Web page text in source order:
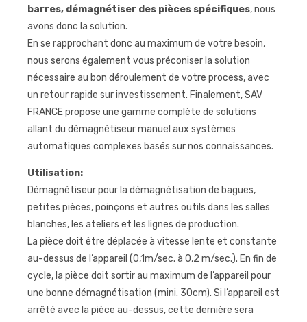
barres, démagnétiser des pièces spécifiques, nous
avons donc la solution.
En se rapprochant donc au maximum de votre besoin,
nous serons également vous préconiser la solution
nécessaire au bon déroulement de votre process, avec
un retour rapide sur investissement. Finalement, SAV
FRANCE propose une gamme complète de solutions
allant du démagnétiseur manuel aux systèmes
automatiques complexes basés sur nos connaissances.
Utilisation:
Démagnétiseur pour la démagnétisation de bagues,
petites pièces, poinçons et autres outils dans les salles
blanches, les ateliers et les lignes de production.
La pièce doit être déplacée à vitesse lente et constante
au-dessus de l’appareil (0,1m/sec. à 0,2 m/sec.). En fin de
cycle, la pièce doit sortir au maximum de l’appareil pour
une bonne démagnétisation (mini. 30cm). Si l’appareil est
arrêté avec la pièce au-dessus, cette dernière sera